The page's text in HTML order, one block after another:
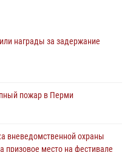
награды за задержание
пожар в Перми
вневедомственной охраны
призовое место на фестивале